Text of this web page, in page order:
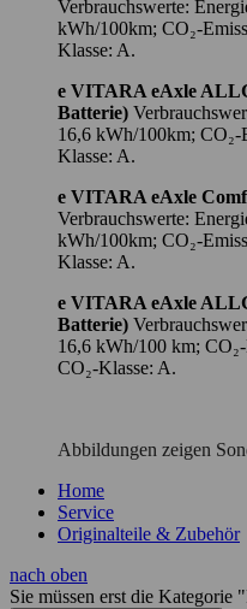
Verbrauchswerte:
kWh/100km; CO₂-
Klasse: A.
e VITARA eAxle
Batterie)
16,6 kWh/100km;
Klasse: A.
e VITARA eAxle
Verbrauchswerte:
kWh/100km; CO₂-
Klasse: A.
e VITARA eAxle
Batterie)
16,6 kWh/100 km;
CO₂-Klasse: A.
Abbildungen zeigen
Home
Service
Originalteile & Zubehör
nach oben
Sie müssen erst die Kategorie